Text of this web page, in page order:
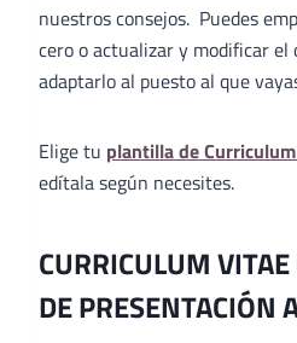
nuestros consejos. Puedes
cero o actualizar y modificar el
adaptarlo al puesto al que
Elige tu plantilla de
edítala según necesites.
CURRICULUM
DE PRESENTACIÓN